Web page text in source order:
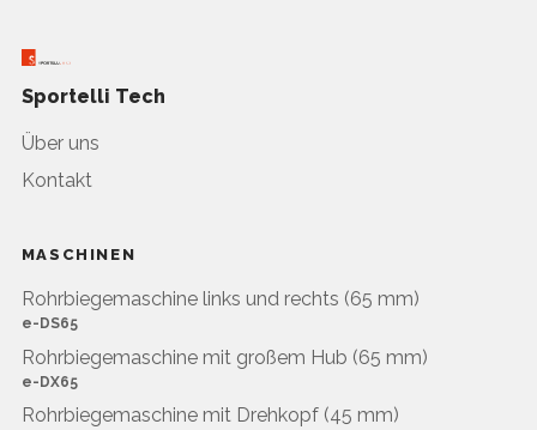
Sportelli Tech
Über uns
Kontakt
MASCHINEN
Rohrbiegemaschine links und rechts (65 mm)
e-DS65
Rohrbiegemaschine mit großem Hub (65 mm)
e-DX65
Rohrbiegemaschine mit Drehkopf (45 mm)